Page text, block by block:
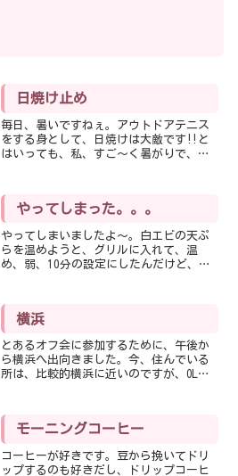
日焼け止め
毎日、暑いですねぇ。アウトドアテニス
をする身として、日焼けは大敵です‼️と
はいっても、私、すご〜く暑がりで、い
で、日焼け止めは必須、でもいちいち塗
り直すなんてことは面倒く...
やってしまった。。。
やってしまいましたよ〜。白エビの天ぷ
らを温めようと、グリルに入れて、温
め、弱、10分の設定にしたんだけど、途
て、上から被せて鎮火させるという技に
て鎮火。白エビならぬ、黒エ...
横浜
とあるオフ会に参加するために、午後か
ら横浜へ出向きました。今、住んでいる
所は、比較的横浜に近いのですが、OL時
く…。なので、最近になって横浜を訪れ
るようになったのですが、ぶ...
モーニングコーヒー
コーヒーが好きです。豆から挽いてドリ
ップするのも好きだし、ドリップコーヒ